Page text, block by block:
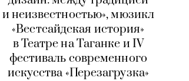
и неизвестностью», мюзикл
«Вестсайдская история»
в Театре на Таганке и IV
фестиваль современного
искусства «Перезагрузка»